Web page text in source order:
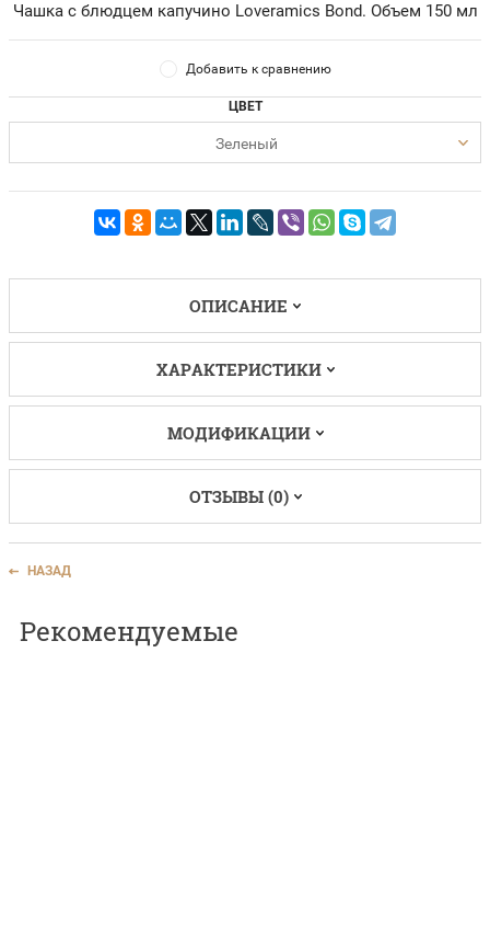
Чашка с блюдцем капучино Loveramics Bond. Объем 150 мл
Добавить к сравнению
ЦВЕТ
Зеленый
ОПИСАНИЕ
ХАРАКТЕРИСТИКИ
МОДИФИКАЦИИ
ОТЗЫВЫ (0)
НАЗАД
Рекомендуемые